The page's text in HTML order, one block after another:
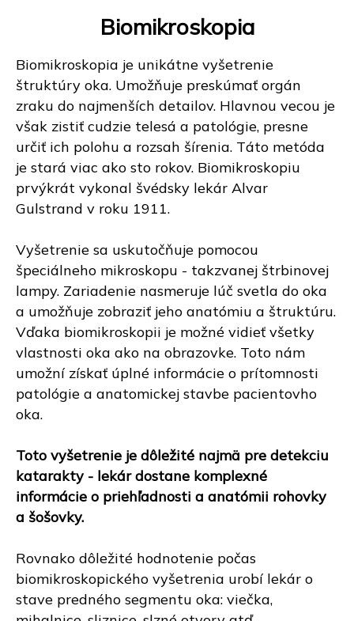
Biomikroskopia
Biomikroskopia je unikátne vyšetrenie
štruktúry oka. Umožňuje preskúmať orgán
zraku do najmenších detailov. Hlavnou vecou je
však zistiť cudzie telesá a patológie, presne
určiť ich polohu a rozsah šírenia. Táto metóda
je stará viac ako sto rokov. Biomikroskopiu
prvýkrát vykonal švédsky lekár Alvar
Gulstrand v roku 1911.
Vyšetrenie sa uskutočňuje pomocou
špeciálneho mikroskopu - takzvanej štrbinovej
lampy. Zariadenie nasmeruje lúč svetla do oka
a umožňuje zobraziť jeho anatómiu a štruktúru.
Vďaka biomikroskopii je možné vidieť všetky
vlastnosti oka ako na obrazovke. Toto nám
umožní získať úplné informácie o prítomnosti
patológie a anatomickej stavbe pacientovho
oka.
Toto vyšetrenie je dôležité najmä pre detekciu
katarakty - lekár dostane komplexné
informácie o priehľadnosti a anatómii rohovky
a šošovky.
Rovnako dôležité hodnotenie počas
biomikroskopického vyšetrenia urobí lekár o
stave predného segmentu oka: viečka,